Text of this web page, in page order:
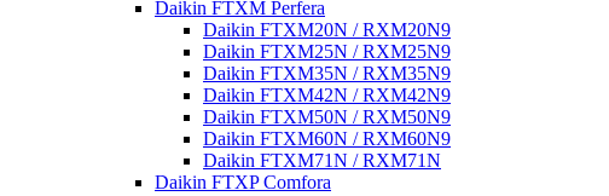
Daikin FTXM Perfera
Daikin FTXM20N / RXM20N9
Daikin FTXM25N / RXM25N9
Daikin FTXM35N / RXM35N9
Daikin FTXM42N / RXM42N9
Daikin FTXM50N / RXM50N9
Daikin FTXM60N / RXM60N9
Daikin FTXM71N / RXM71N
Daikin FTXP Comfora